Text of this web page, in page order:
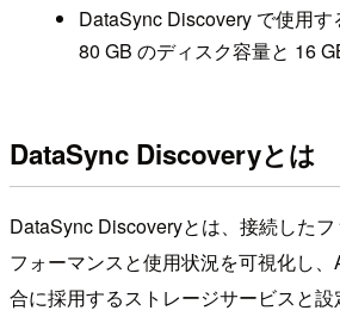
DataSync Discovery で使用す
80 GB のディスク容量と 16
DataSync Discoveryとは
DataSync Discoveryとは、接続した
フォーマンスと使用状況を可視化し
合に採用するストレージサービスと